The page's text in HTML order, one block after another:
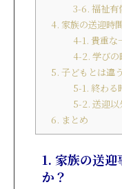
3-6. 福祉有
4. 家族の送迎時
4-1. 貴重な
4-2. 学びの
5. 子どもとは違
5-1. 終わる
5-2. 送迎以
6. まとめ
1. 家族の送
か？